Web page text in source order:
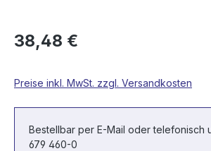
38,48 €
Preise inkl. MwSt. zzgl. Versandkosten
Bestellbar per E-Mail oder telefonisch
679 460-0